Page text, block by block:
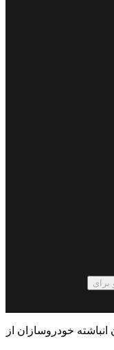
انباشته خودروسازان از